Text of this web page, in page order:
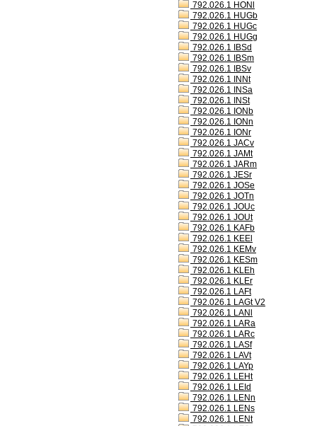
792.026.1 HONl
792.026.1 HUGb
792.026.1 HUGc
792.026.1 HUGg
792.026.1 IBSd
792.026.1 IBSm
792.026.1 IBSv
792.026.1 INNt
792.026.1 INSa
792.026.1 INSt
792.026.1 IONb
792.026.1 IONn
792.026.1 IONr
792.026.1 JACv
792.026.1 JAMt
792.026.1 JARm
792.026.1 JESr
792.026.1 JOSe
792.026.1 JOTn
792.026.1 JOUc
792.026.1 JOUt
792.026.1 KAFb
792.026.1 KEEl
792.026.1 KEMv
792.026.1 KESm
792.026.1 KLEh
792.026.1 KLEr
792.026.1 LAFt
792.026.1 LAGt V2
792.026.1 LANl
792.026.1 LARa
792.026.1 LARc
792.026.1 LASf
792.026.1 LAVt
792.026.1 LAYp
792.026.1 LEHt
792.026.1 LEId
792.026.1 LENn
792.026.1 LENs
792.026.1 LENt